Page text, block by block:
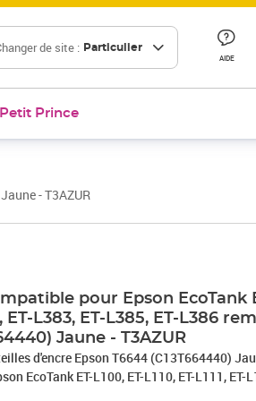
de site : Particulier
AIDE
Prince
- T3AZUR
pour Epson EcoTank
ET-L383, ET-L385, ET-L386
Jaune - T3AZUR
d'encre Epson T6644 (C13T664440) Jaune -
EcoTank ET-L100, ET-L110, ET-L111, ET-
ET-L220, ET-L300, ET-L3050, ET-L3060,